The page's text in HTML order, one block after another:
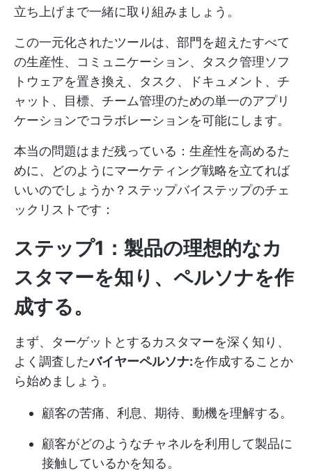
立ち上げまで一緒に取り組みましょう。
この一元化されたツールは、部門を超えたすべて
の生産性、コミュニケーション、タスク管理ソフ
トウェアを置き換え、タスク、ドキュメント、チ
ャット、目標、チーム管理のための単一のアプリ
ケーションでコラボレーションを可能にします。
本当の問題はまだ残っている：生産性を高めるた
めに、どのようにマーケティング戦略を立てれば
いいのでしょうか？ステップバイステップのチェ
ックリストです：
ステップ1：製品の理想的なカ
スタマーを知り、ペルソナを作
成する。
まず、ターゲットとするカスタマーを深く知り、
よく調査したバイヤーペルソナ:を作成することか
ら始めましょう。
顧客の苦痛、利息、期待、動機を理解する。
顧客がどのようなチャネルを利用して製品に
接触しているかを知る。